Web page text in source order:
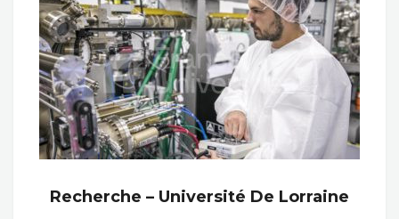
Recherche – Université De Lorraine